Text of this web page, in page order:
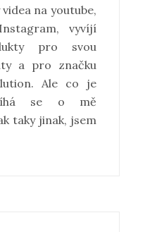
na youtube,
vyvíjí
pro svou
a pro značku
Ale co je
se o mě
taky jinak, jsem